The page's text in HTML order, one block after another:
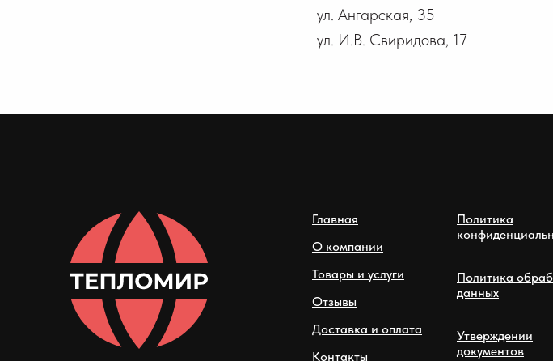
ул. Ангарская, 35
ул. И.В. Свиридова, 17
Главная
О компании
Товары и услуги
Отзывы
Доставка и оплата
Контакты
Политика
Политика
данных
Утверждении
документов